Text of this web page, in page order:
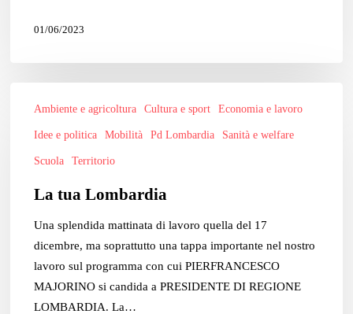
01/06/2023
Lombardia
Ambiente e agricoltura Cultura e sport Economia e lavoro
Idee e politica Mobilità Pd Lombardia Sanità e welfare
Scuola Territorio
La tua Lombardia
Una splendida mattinata di lavoro quella del 17
dicembre, ma soprattutto una tappa importante nel nostro
lavoro sul programma con cui PIERFRANCESCO
MAJORINO si candida a PRESIDENTE DI REGIONE
LOMBARDIA. La…